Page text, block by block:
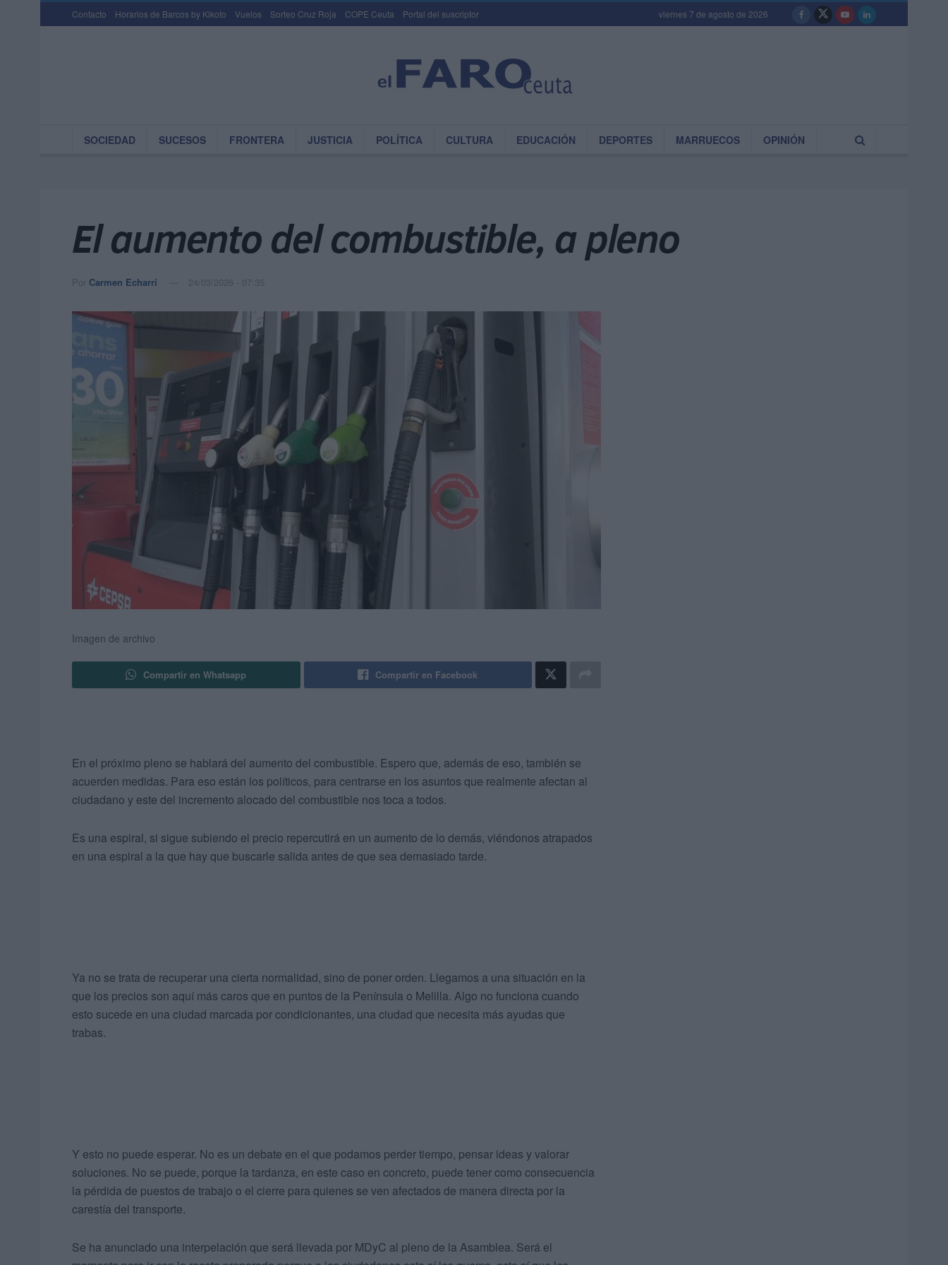
Contacto Horarios de Barcos by Kikoto Vuelos Sorteo Cruz Roja COPE Ceuta Portal del suscriptor viernes 7 de agosto de 2026
SOCIEDAD SUCESOS FRONTERA JUSTICIA POLÍTICA CULTURA EDUCACIÓN DEPORTES MARRUECOS OPINIÓN
El aumento del combustible, a pleno
Por Carmen Echarri 24/03/2026 - 07:35
Imagen de archivo
Compartir en Whatsapp Compartir en Facebook
En el próximo pleno se hablará del aumento del combustible. Espero que, además de eso, también se
acuerden medidas. Para eso están los políticos, para centrarse en los asuntos que realmente afectan al
ciudadano y este del incremento alocado del combustible nos toca a todos.
Es una espiral, si sigue subiendo el precio repercutirá en un aumento de lo demás, viéndonos atrapados
en una espiral a la que hay que buscarle salida antes de que sea demasiado tarde.
Ya no se trata de recuperar una cierta normalidad, sino de poner orden. Llegamos a una situación en la
que los precios son aquí más caros que en puntos de la Península o Melilla. Algo no funciona cuando
esto sucede en una ciudad marcada por condicionantes, una ciudad que necesita más ayudas que
trabas.
Y esto no puede esperar. No es un debate en el que podamos perder tiempo, pensar ideas y valorar
soluciones. No se puede, porque la tardanza, en este caso en concreto, puede tener como consecuencia
la pérdida de puestos de trabajo o el cierre para quienes se ven afectados de manera directa por la
carestía del transporte.
Se ha anunciado una interpelación que será llevada por MDyC al pleno de la Asamblea. Será el